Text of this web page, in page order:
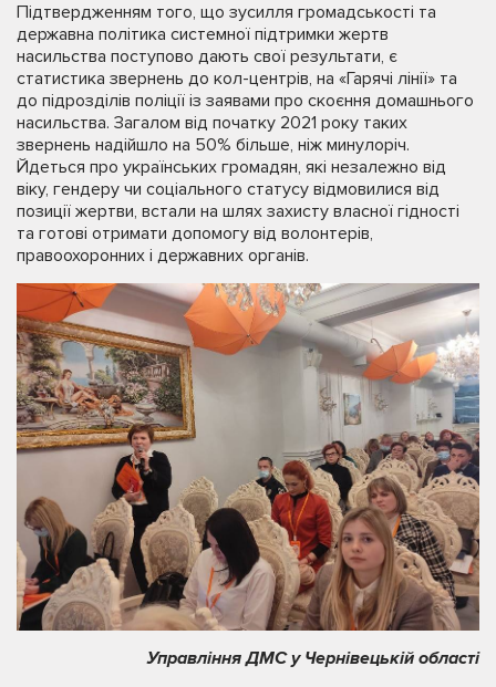
Підтвердженням того, що зусилля громадськості та
державна політика системної підтримки жертв
насильства поступово дають свої результати, є
статистика звернень до кол-центрів, на «Гарячі лінії» та
до підрозділів поліції із заявами про скоєння домашнього
насильства. Загалом від початку 2021 року таких
звернень надійшло на 50% більше, ніж минулоріч.
Йдеться про українських громадян, які незалежно від
віку, гендеру чи соціального статусу відмовилися від
позиції жертви, встали на шлях захисту власної гідності
та готові отримати допомогу від волонтерів,
правоохоронних і державних органів.
Управління ДМС у Чернівецькій області